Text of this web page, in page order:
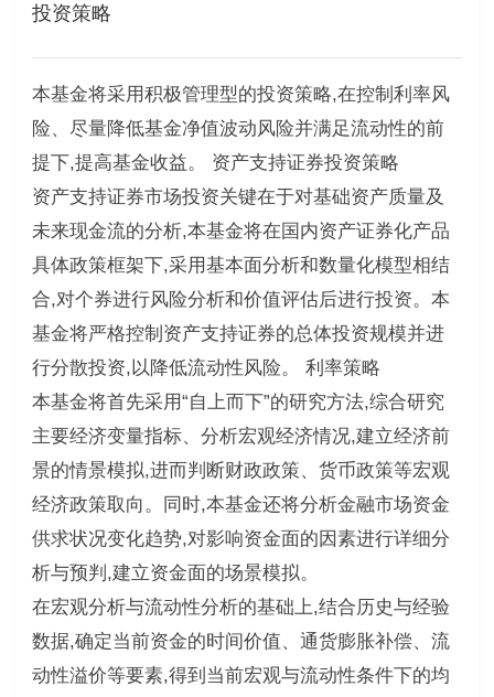
投资策略
本基金将采用积极管理型的投资策略,在控制利率风
险、尽量降低基金净值波动风险并满足流动性的前
提下,提高基金收益。 资产支持证券投资策略
资产支持证券市场投资关键在于对基础资产质量及
未来现金流的分析,本基金将在国内资产证券化产品
具体政策框架下,采用基本面分析和数量化模型相结
合,对个券进行风险分析和价值评估后进行投资。本
基金将严格控制资产支持证券的总体投资规模并进
行分散投资,以降低流动性风险。 利率策略
本基金将首先采用“自上而下”的研究方法,综合研究
主要经济变量指标、分析宏观经济情况,建立经济前
景的情景模拟,进而判断财政政策、货币政策等宏观
经济政策取向。同时,本基金还将分析金融市场资金
供求状况变化趋势,对影响资金面的因素进行详细分
析与预判,建立资金面的场景模拟。
在宏观分析与流动性分析的基础上,结合历史与经验
数据,确定当前资金的时间价值、通货膨胀补偿、流
动性溢价等要素,得到当前宏观与流动性条件下的均